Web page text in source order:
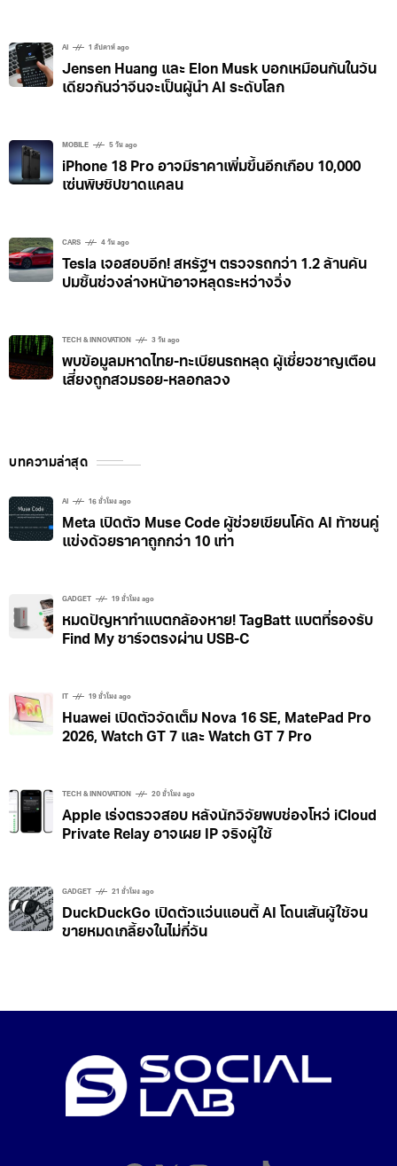
AI 1 สัปดาห์ ago
Jensen Huang และ Elon Musk บอกเหมือนกันในวัน
เดียวกันว่าจีนจะเป็นผู้นำ AI ระดับโลก
MOBILE 5 วัน ago
iPhone 18 Pro อาจมีราคาเพิ่มขึ้นอีกเกือบ 10,000
เซ่นพิษชิปขาดแคลน
CARS 4 วัน ago
Tesla เจอสอบอีก! สหรัฐฯ ตรวจรถกว่า 1.2 ล้านคัน
ปมชิ้นช่วงล่างหน้าอาจหลุดระหว่างวิ่ง
TECH & INNOVATION 3 วัน ago
พบข้อมูลมหาดไทย-ทะเบียนรถหลุด ผู้เชี่ยวชาญเตือน
เสี่ยงถูกสวมรอย-หลอกลวง
บทความล่าสุด
AI 16 ชั่วโมง ago
Meta เปิดตัว Muse Code ผู้ช่วยเขียนโค้ด AI ท้าชนคู่
แข่งด้วยราคาถูกกว่า 10 เท่า
GADGET 19 ชั่วโมง ago
หมดปัญหาทำแบตกล้องหาย! TagBatt แบตที่รองรับ
Find My ชาร์จตรงผ่าน USB-C
IT 19 ชั่วโมง ago
Huawei เปิดตัวจัดเต็ม Nova 16 SE, MatePad Pro
2026, Watch GT 7 และ Watch GT 7 Pro
TECH & INNOVATION 20 ชั่วโมง ago
Apple เร่งตรวจสอบ หลังนักวิจัยพบช่องโหว่ iCloud
Private Relay อาจเผย IP จริงผู้ใช้
GADGET 21 ชั่วโมง ago
DuckDuckGo เปิดตัวแว่นแอนตี้ AI โดนเส้นผู้ใช้จน
ขายหมดเกลี้ยงในไม่กี่วัน